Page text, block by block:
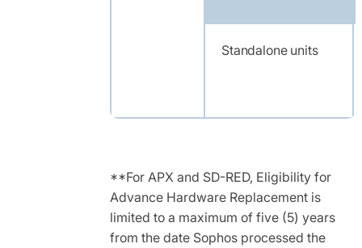
Standalone units
**For APX and SD-RED, Eligibility for
Advance Hardware Replacement is
limited to a maximum of five (5) years
from the date Sophos processed the